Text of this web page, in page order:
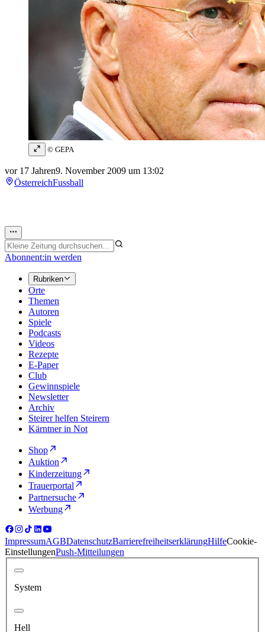
© GEPA
vor 17 Jahren9. November 2009 um 13:02
ÖsterreichFussball
Abonnent:in werden
Rubriken
Orte
Themen
Autoren
Spiele
Podcasts
Videos
Rezepte
E-Paper
Club
Gewinnspiele
Newsletter
Archiv
Steirer helfen Steirern
Kärntner in Not
Shop
Auktion
Kinderzeitung
Trauerportal
Partnersuche
Werbung
ImpressumAGBDatenschutzBarrierefreiheitserklärungHilfeCookie-
EinstellungenPush-Mitteilungen
System
Hell